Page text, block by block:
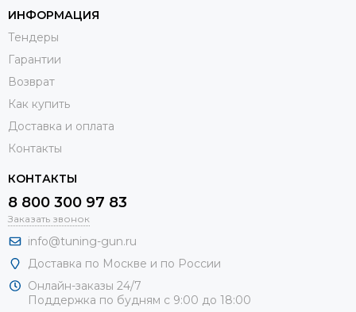
ИНФОРМАЦИЯ
Тендеры
Гарантии
Возврат
Как купить
Доставка и оплата
Контакты
КОНТАКТЫ
8 800 300 97 83
Заказать звонок
info@tuning-gun.ru
Доставка по Москве и по России
Онлайн-заказы 24/7
Поддержка по будням с 9:00 до 18:00